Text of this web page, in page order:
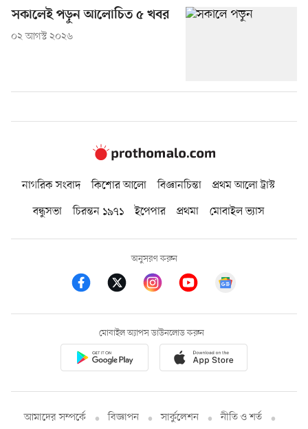
সকালেই পড়ুন আলোচিত ৫ খবর
০২ আগস্ট ২০২৬
নাগরিক সংবাদ কিশোর আলো বিজ্ঞানচিন্তা
প্রথম আলো ট্রাস্ট
বন্ধুসভা
চিরন্তন ১৯৭১ ইপেপার প্রথমা মোবাইল ভ্যাস
অনুসরণ করুন
মোবাইল অ্যাপস ডাউনলোড করুন
আমাদের সম্পর্কে বিজ্ঞাপন সার্কুলেশন নীতি ও শর্ত